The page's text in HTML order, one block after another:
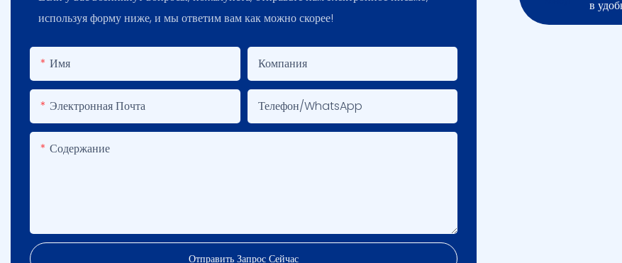
используя форму ниже, и мы ответим вам как можно скорее!
Имя Компания
Электронная Почта Телефон/WhatsApp
Содержание
Отправить Запрос Сейчас
в